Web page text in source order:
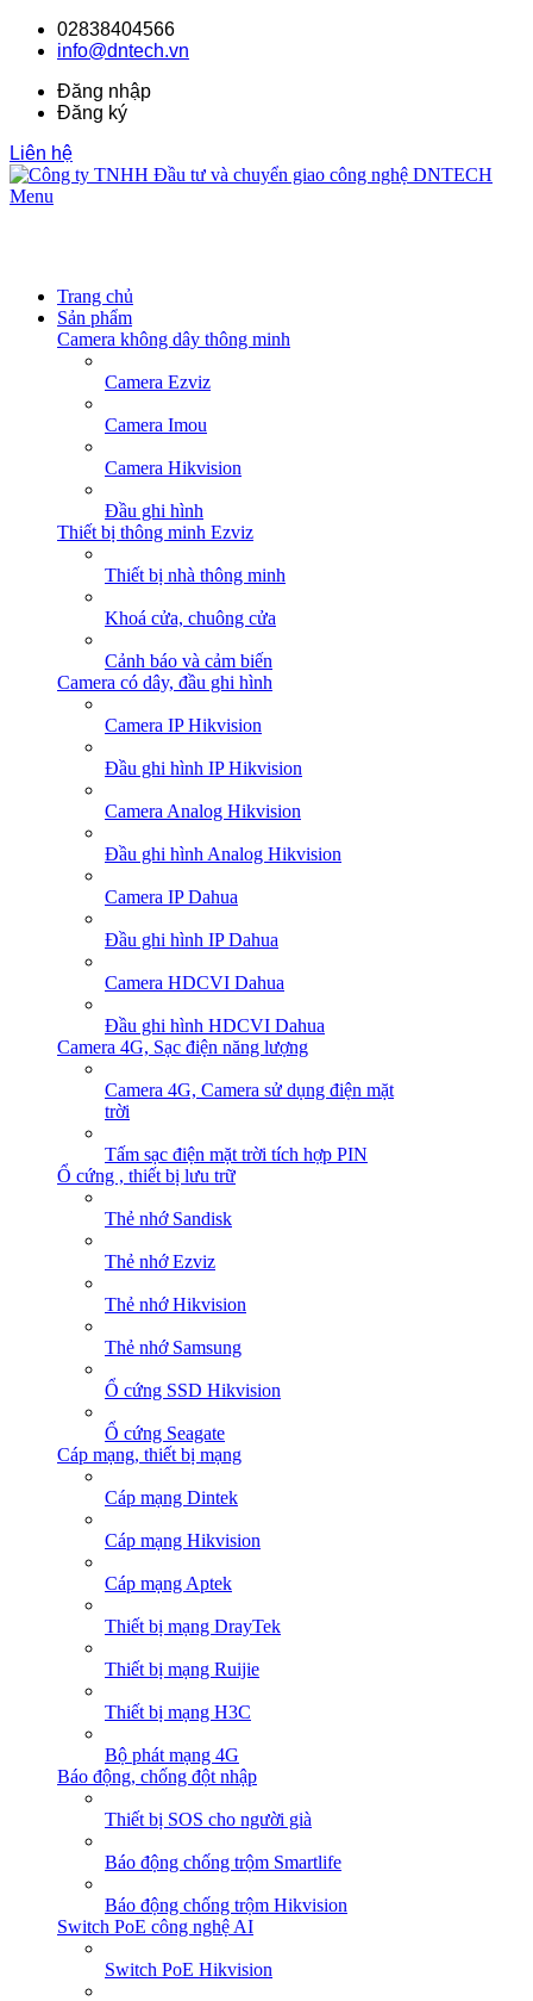
02838404566
info@dntech.vn
Đăng nhập
Đăng ký
Liên hệ
Menu
Trang chủ
Sản phẩm
Camera không dây thông minh
Camera Ezviz
Camera Imou
Camera Hikvision
Đầu ghi hình
Thiết bị thông minh Ezviz
Thiết bị nhà thông minh
Khoá cửa, chuông cửa
Cảnh báo và cảm biến
Camera có dây, đầu ghi hình
Camera IP Hikvision
Đầu ghi hình IP Hikvision
Camera Analog Hikvision
Đầu ghi hình Analog Hikvision
Camera IP Dahua
Đầu ghi hình IP Dahua
Camera HDCVI Dahua
Đầu ghi hình HDCVI Dahua
Camera 4G, Sạc điện năng lượng
Camera 4G, Camera sử dụng điện mặt
trời
Tấm sạc điện mặt trời tích hợp PIN
Ổ cứng , thiết bị lưu trữ
Thẻ nhớ Sandisk
Thẻ nhớ Ezviz
Thẻ nhớ Hikvision
Thẻ nhớ Samsung
Ổ cứng SSD Hikvision
Ổ cứng Seagate
Cáp mạng, thiết bị mạng
Cáp mạng Dintek
Cáp mạng Hikvision
Cáp mạng Aptek
Thiết bị mạng DrayTek
Thiết bị mạng Ruijie
Thiết bị mạng H3C
Bộ phát mạng 4G
Báo động, chống đột nhập
Thiết bị SOS cho người già
Báo động chống trộm Smartlife
Báo động chống trộm Hikvision
Switch PoE công nghệ AI
Switch PoE Hikvision